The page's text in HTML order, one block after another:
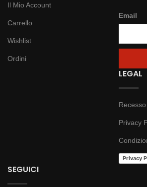
Il Mio Account
Carrello
Wishlist
Ordini
Email
LEGAL
Privacy
Privacy
SEGUICI